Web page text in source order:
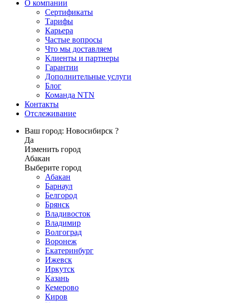
О компании
Сертификаты
Тарифы
Карьера
Частые вопросы
Что мы доставляем
Клиенты и партнеры
Гарантии
Дополнительные услуги
Блог
Команда NTN
Контакты
Отслеживание
Ваш город: Новосибирск ?
Да
Изменить город
Абакан
Выберите город
Абакан
Барнаул
Белгород
Брянск
Владивосток
Владимир
Волгоград
Воронеж
Екатеринбург
Ижевск
Иркутск
Казань
Кемерово
Киров